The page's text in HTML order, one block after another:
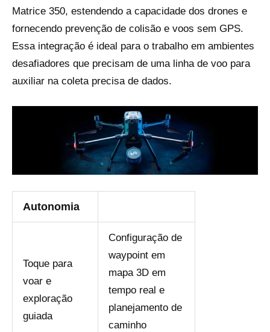
Matrice 350, estendendo a capacidade dos drones e
fornecendo prevenção de colisão e voos sem GPS.
Essa integração é ideal para o trabalho em ambientes
desafiadores que precisam de uma linha de voo para
auxiliar na coleta precisa de dados.
Autonomia
Toque para
voar e
exploração
guiada
Configuração de
waypoint em
mapa 3D em
tempo real e
planejamento de
caminho